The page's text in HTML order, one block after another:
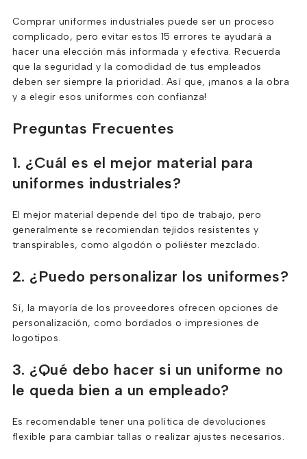
Comprar uniformes industriales puede ser un proceso
complicado, pero evitar estos 15 errores te ayudará a
hacer una elección más informada y efectiva. Recuerda
que la seguridad y la comodidad de tus empleados
deben ser siempre la prioridad. Así que, ¡manos a la obra
y a elegir esos uniformes con confianza!
Preguntas Frecuentes
1. ¿Cuál es el mejor material para
uniformes industriales?
El mejor material depende del tipo de trabajo, pero
generalmente se recomiendan tejidos resistentes y
transpirables, como algodón o poliéster mezclado.
2. ¿Puedo personalizar los uniformes?
Sí, la mayoría de los proveedores ofrecen opciones de
personalización, como bordados o impresiones de
logotipos.
3. ¿Qué debo hacer si un uniforme no
le queda bien a un empleado?
Es recomendable tener una política de devoluciones
flexible para cambiar tallas o realizar ajustes necesarios.